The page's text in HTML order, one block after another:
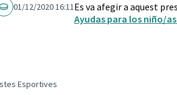
01/12/2020 16:11Es va afegir a aquest
Ayudas para los niño/
en filtrar per: Pistes Esportives
Esportives